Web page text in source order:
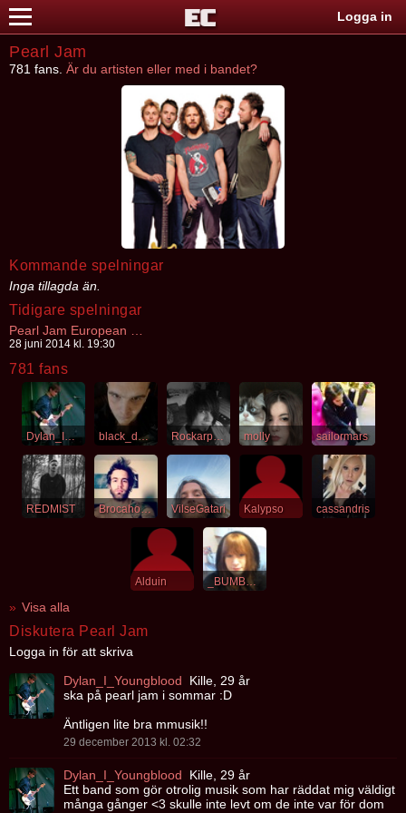
Logga in
Pearl Jam
781 fans. Är du artisten eller med i bandet?
Kommande spelningar
Inga tillagda än.
Tidigare spelningar
28 juni 2014 kl. 19:30
781 fans
Dylan_I_Youngblood black_destiny Rockarpojken molly sailormars
REDMIST Brocahontaz VilseGatari Kalypso cassandris
Alduin _BUMBLEBEE_
Visa alla
Diskutera Pearl Jam
Logga in för att skriva
Dylan_I_Youngblood
Kille, 29 år
ska på pearl jam i sommar :D
Äntligen lite bra mmusik!!
29 december 2013 kl. 02:32
Dylan_I_Youngblood
Kille, 29 år
Ett band som gör otrolig musik som har räddat mig väldigt
många gånger <3 skulle inte levt om de inte var för dom